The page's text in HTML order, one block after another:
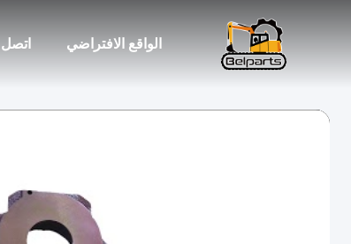
اتصل الواقع الافتراضي